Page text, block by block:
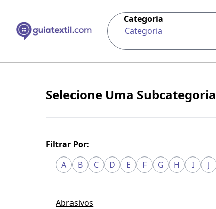
Categoria
Categoria
Selecione Uma Subcategoria
Filtrar Por:
A
B C D E F G H I J
Abrasivos